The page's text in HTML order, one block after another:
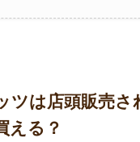
ツは店頭販売さ
える？